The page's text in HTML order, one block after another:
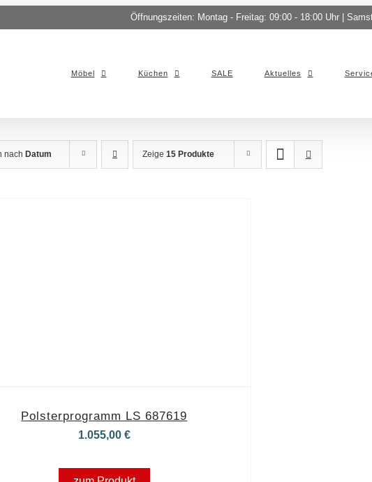
Öffnungszeiten: Montag - Freitag: 09:00 - 18:00 Uhr |
Möbel Küchen SALE Aktuelles
nach Datum Zeige15 Produkte
Polsterprogramm LS 687619
1.055,00 €